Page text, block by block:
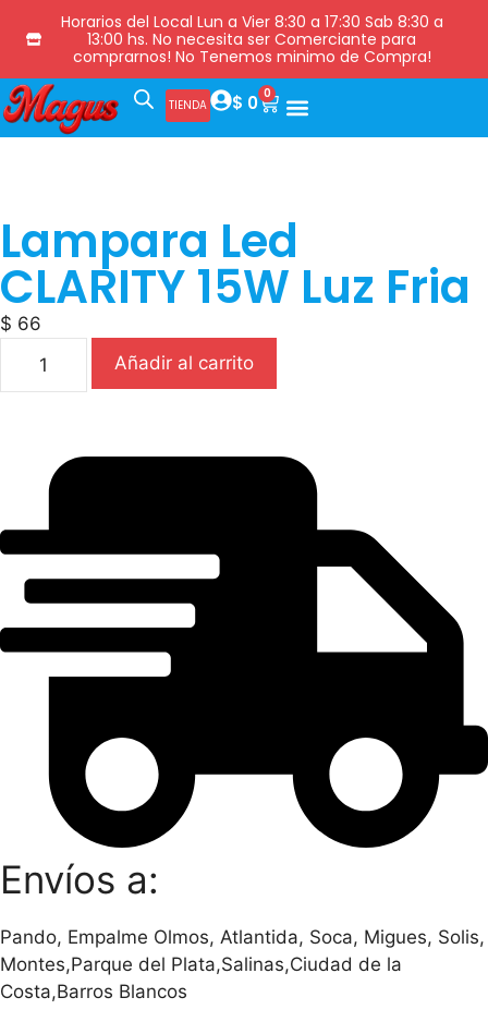
Horarios del Local Lun a Vier 8:30 a 17:30 Sab 8:30 a
13:00 hs. No necesita ser Comerciante para
comprarnos! No Tenemos minimo de Compra!
TIENDA $ 0 0
Lampara Led
CLARITY 15W Luz Fria
$ 66
Añadir al carrito
Envíos a:
Pando, Empalme Olmos, Atlantida, Soca, Migues, Solis,
Montes,Parque del Plata,Salinas,Ciudad de la
Costa,Barros Blancos